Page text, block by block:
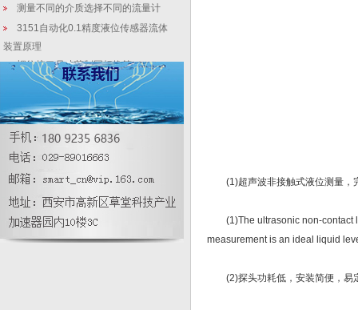
测量不同的介质选择不同的流量计
3151自动化0.1精度液位传感器流体
装置原理
螺纹接口尺寸英制国标换算（一）
简述，压力变送器和差压变送器在结
构、安装和选型上的区别
电容式液位变送器保养方法
压力传感器的校准方法
(1)超声波非接触式液位测量，
(1)The ultrasonic non-contact
measurement is an ideal liquid
(2)探头功耗低，安装简便，易